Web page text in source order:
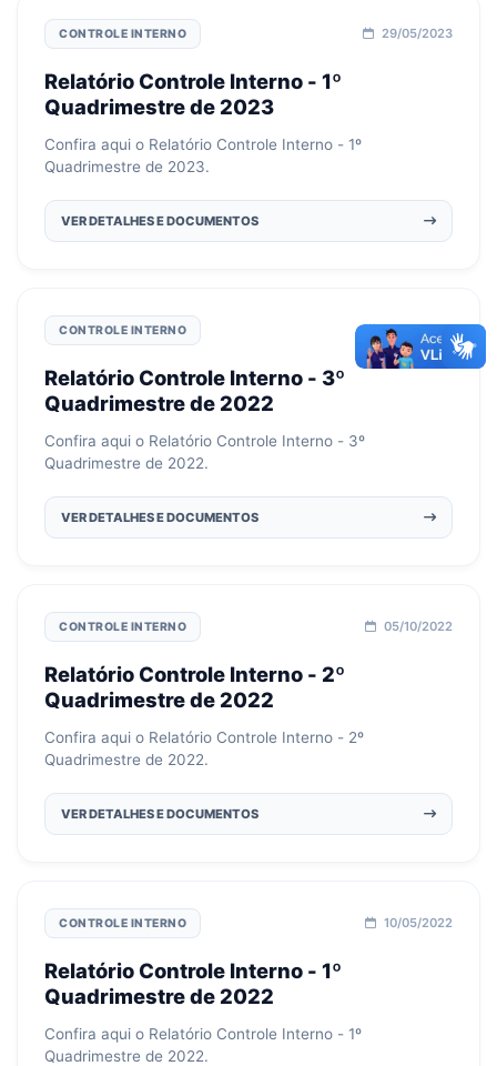
CONTROLE INTERNO 29/05/2023
Relatório Controle Interno - 1º
Quadrimestre de 2023
Confira aqui o Relatório Controle Interno - 1º
Quadrimestre de 2023.
VER DETALHES E DOCUMENTOS
CONTROLE INTERNO 10/01/2023
Relatório Controle Interno - 3º
Quadrimestre de 2022
Confira aqui o Relatório Controle Interno - 3º
Quadrimestre de 2022.
VER DETALHES E DOCUMENTOS
CONTROLE INTERNO 05/10/2022
Relatório Controle Interno - 2º
Quadrimestre de 2022
Confira aqui o Relatório Controle Interno - 2º
Quadrimestre de 2022.
VER DETALHES E DOCUMENTOS
CONTROLE INTERNO 10/05/2022
Relatório Controle Interno - 1º
Quadrimestre de 2022
Confira aqui o Relatório Controle Interno - 1º
Quadrimestre de 2022.